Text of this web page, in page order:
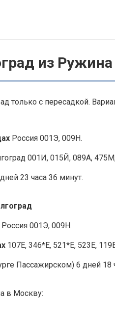
из
только с пересадкой.
Россия 001Э, 009Н.
001И, 015Й, 089А,
23 часа 36 минут.
Россия 001Э, 009Н.
107Е, 346*Е, 521*Е, 523Е,
Пассажирском) 6 дней 18
в Москву: